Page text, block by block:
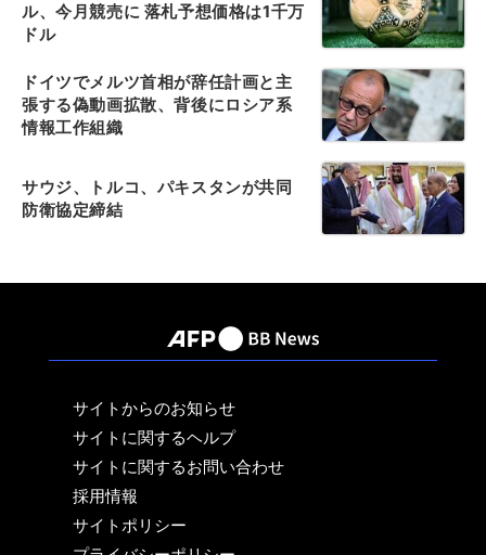
ル、今月競売に 落札予想価格は1千万
ドル
ドイツでメルツ首相が辞任計画と主
張する偽動画拡散、背後にロシア系
情報工作組織
サウジ、トルコ、パキスタンが共同
防衛協定締結
サイトからのお知らせ
サイトに関するヘルプ
サイトに関するお問い合わせ
採用情報
サイトポリシー